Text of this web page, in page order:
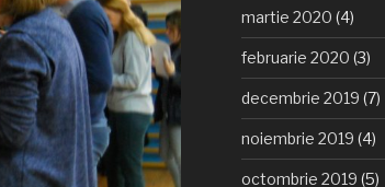
martie 2020 (4)
februarie 2020 (3)
decembrie 2019 (7)
noiembrie 2019 (4)
octombrie 2019 (5)